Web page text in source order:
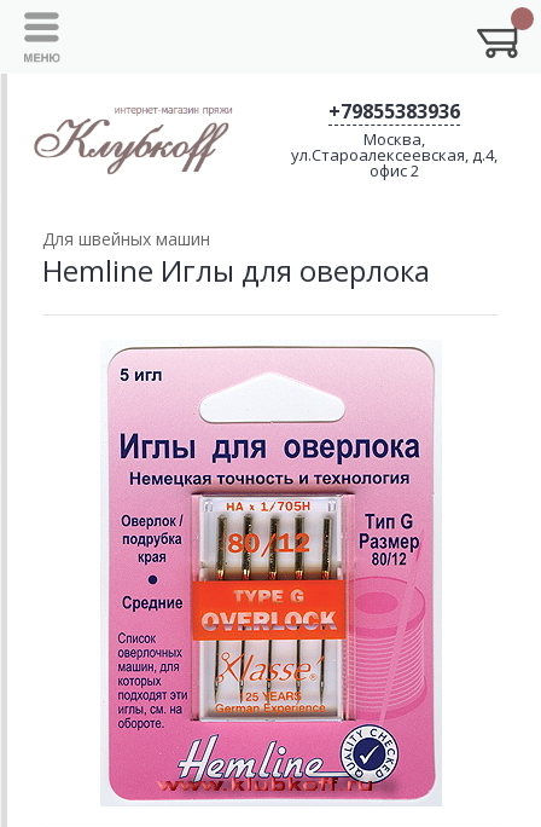
+79855383936
Москва,
ул.Староалексеевская, д.4,
офис 2
Для швейных машин
Hemline Иглы для оверлока